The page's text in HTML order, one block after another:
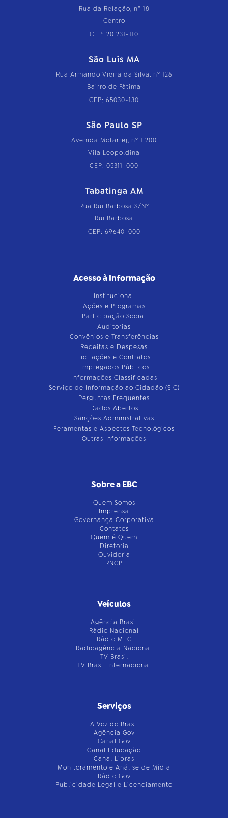
Rua da Relação, nº 18
Centro
CEP: 20.231-110
São Luís MA
Rua Armando Vieira da Silva, nº 126
Bairro de Fátima
CEP: 65030-130
São Paulo SP
Avenida Mofarrej, nº 1.200
Vila Leopoldina
CEP: 05311-000
Tabatinga AM
Rua Rui Barbosa S/Nº
Rui Barbosa
CEP: 69640-000
Acesso à Informação
Institucional
Ações e Programas
Participação Social
Auditorias
Convênios e Transferências
Receitas e Despesas
Licitações e Contratos
Empregados Públicos
Informações Classificadas
Serviço de Informação ao Cidadão (SIC)
Perguntas Frequentes
Dados Abertos
Sanções Administrativas
Feramentas e Aspectos Tecnológicos
Outras Informações
Sobre a EBC
Quem Somos
Imprensa
Governança Corporativa
Contatos
Quem é Quem
Diretoria
Ouvidoria
RNCP
Veículos
Agência Brasil
Rádio Nacional
Rádio MEC
Radioagência Nacional
TV Brasil
TV Brasil Internacional
Serviços
A Voz do Brasil
Agência Gov
Canal Gov
Canal Educação
Canal Libras
Monitoramento e Análise de Mídia
Rádio Gov
Publicidade Legal e Licenciamento